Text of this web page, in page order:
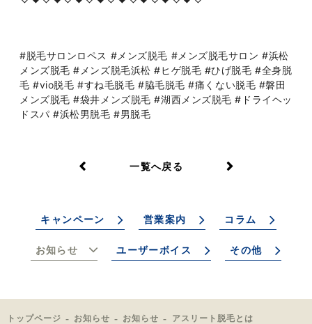
#脱毛サロンロペス #メンズ脱毛 #メンズ脱毛サロン #浜松
メンズ脱毛 #メンズ脱毛浜松 #ヒゲ脱毛 #ひげ脱毛 #全身脱
毛 #vio脱毛 #すね毛脱毛 #脇毛脱毛 #痛くない脱毛 #磐田
メンズ脱毛 #袋井メンズ脱毛 #湖西メンズ脱毛 #ドライヘッ
ドスパ #浜松男脱毛 #男脱毛
一覧へ戻る
キャンペーン 営業案内 コラム
お知らせ ユーザーボイス その他
トップページ お知らせ お知らせ アスリート脱毛とは